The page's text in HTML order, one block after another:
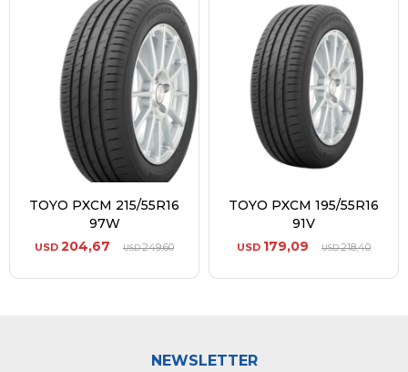
TOYO PXCM 215/55R16
97W
USD 204,67 USD249,60
TOYO PXCM 195/55R16
91V
USD 179,09 USD218,40
NEWSLETTER